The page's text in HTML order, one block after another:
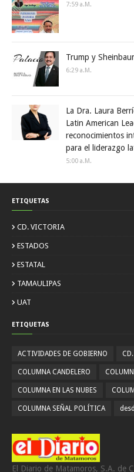
7:59 A.m.
Trump y
6:29 A.m.
La Dra. Laura
Latin American
reconocimientos
para el liderazgo
5:00 A.m.
ETIQUETAS
CD. VICTORIA
ESTADOS
ESTATAL
TAMAULIPAS
UAT
ETIQUETAS
ACTIVIDADES DE GOBIERNO
COLUMNA CANDELERO
COLUMNA EN LAS NUBES
COLUMNA SEÑAL POLÍTICA
El Diario de Matamoros, S.A. de